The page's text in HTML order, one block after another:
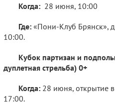
Когда: 28 июня, 10:00
Где: «Пони-Клуб Брянск»,
10:00.
Кубок партизан и
дуплетная стрельба) 0+
Когда: 28 июня, открытие
17:00.